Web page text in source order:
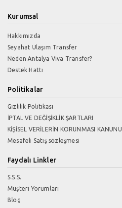
Kurumsal
Hakkımızda
Seyahat Ulaşım Transfer
Neden Antalya Viva Transfer?
Destek Hattı
Politikalar
Gizlilik Politikası
İPTAL VE DEĞİŞİKLİK ŞARTLARI
KİŞİSEL VERİLERİN KORUNMASI KANUNU
Mesafeli Satış sözleşmesi
Faydalı Linkler
S.S.S.
Müşteri Yorumları
Blog